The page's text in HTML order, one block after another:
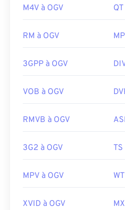
Développé par :
MIDI
Liens utiles:
https://en.wikipedia.org/
Microsoft Windows et
Il est possible de lire le
uniquement avec un
filtre
DirectShow, le filtre n'est
Sortie initiale :
https://www.xiph.org/
M4V à OGV
RM à OGV
3GPP à OGV
VOB à OGV
RMVB à OGV
3G2 à OGV TS
MPV à OGV
XVID à OGV